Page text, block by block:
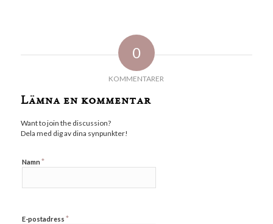
0
KOMMENTARER
Lämna en kommentar
Want to join the discussion?
Dela med dig av dina synpunkter!
Namn *
E-postadress *